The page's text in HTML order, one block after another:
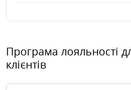
Програма лояльності
клієнтів